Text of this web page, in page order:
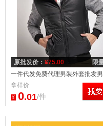
原批发价： ¥75.00
限
一件代发免费代理男装外套批发
外套秋款棉衣棉服男1308
拿样价
¥ 0.01/件